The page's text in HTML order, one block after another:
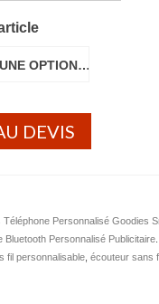
personnalisé
Personnalisable
OPTION…
DEVIS
Personnalisé Goodies
Bluetooth Personnalisé Publicitaire
fil personnalisable écouteur sans